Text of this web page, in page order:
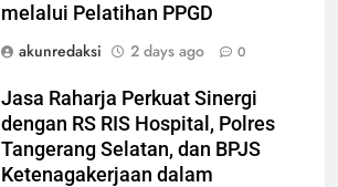
melalui Pelatihan PPGD
akunredaksi
2 days ago 0
Jasa Raharja Perkuat Sinergi
dengan RS RIS Hospital, Polres
Tangerang Selatan, dan BPJS
Ketenagakerjaan dalam